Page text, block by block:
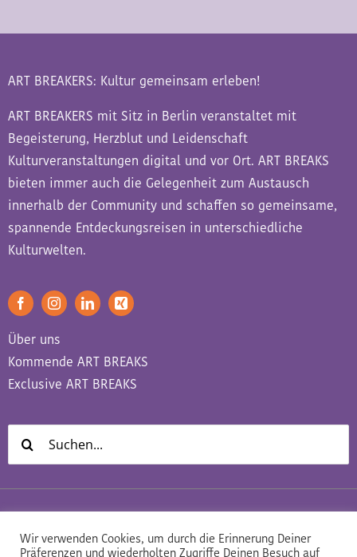
ART BREAKERS: Kultur gemeinsam erleben!
ART BREAKERS mit Sitz in Berlin veranstaltet mit
Begeisterung, Herzblut und Leidenschaft
Kulturveranstaltungen digital und vor Ort. ART BREAKS
bieten immer auch die Gelegenheit zum Austausch
innerhalb der Community und schaffen so gemeinsame,
spannende Entdeckungsreisen in unterschiedliche
Kulturwelten.
Über uns
Kommende ART BREAKS
Exclusive ART BREAKS
Suche
nach:
Datenschutz Impressum AGB
Wir verwenden Cookies, um durch die Erinnerung Deiner
Präferenzen und wiederholten Zugriffe Deinen Besuch auf